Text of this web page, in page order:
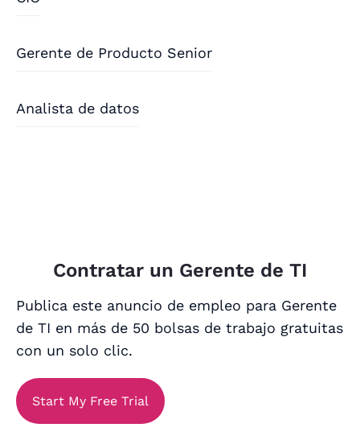
Gerente de Producto Senior
Analista de datos
Contratar un Gerente de TI
Publica este anuncio de empleo para Gerente
de TI en más de 50 bolsas de trabajo gratuitas
con un solo clic.
Start My Free Trial